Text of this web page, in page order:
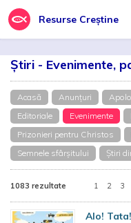
Resurse Creștine
Știri - Evenimente,
Acasă Anunțuri
Editoriale
Evenimente
Prizonieri pentru Christos
Semnele sfârșitului
Știri
1083 rezultate 1 2 3
Alo!